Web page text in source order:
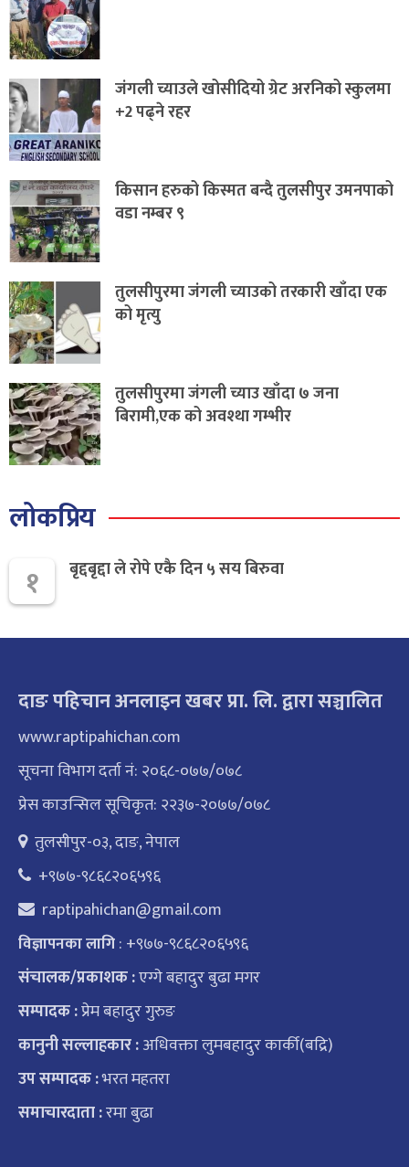
जंगली च्याउले खोसीदियो ग्रेट अरनिको स्कुलमा
+2 पढ्ने रहर
किसान हरुको किस्मत बन्दै तुलसीपुर उमनपाको
वडा नम्बर ९
तुलसीपुरमा जंगली च्याउको तरकारी खाँदा एक
को मृत्यु
तुलसीपुरमा जंगली च्याउ खाँदा ७ जना
बिरामी,एक को अवश्था गम्भीर
लोकप्रिय
१
बृद्दबृद्दा ले रोपे एकै दिन ५ सय बिरुवा
दाङ पहिचान अनलाइन खबर प्रा. लि. द्वारा सञ्चालित
www.raptipahichan.com
सूचना विभाग दर्ता नं: २०६८-०७७/०७८
प्रेस काउन्सिल सूचिकृत: २२३७-२०७७/०७८
तुलसीपुर-०३, दाङ, नेपाल
+९७७-९८६८२०६५९६
raptipahichan@gmail.com
विज्ञापनका लागि: +९७७-९८६८२०६५९६
संचालक/प्रकाशक :एग्गे बहादुर बुढा मगर
सम्पादक :प्रेम बहादुर गुरुङ
कानुनी सल्लाहकार :अधिवक्ता लुमबहादुर कार्की(बद्रि)
उप सम्पादक :भरत महतरा
समाचारदाता :रमा बुढा